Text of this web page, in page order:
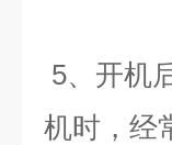
5、开机
机时，经